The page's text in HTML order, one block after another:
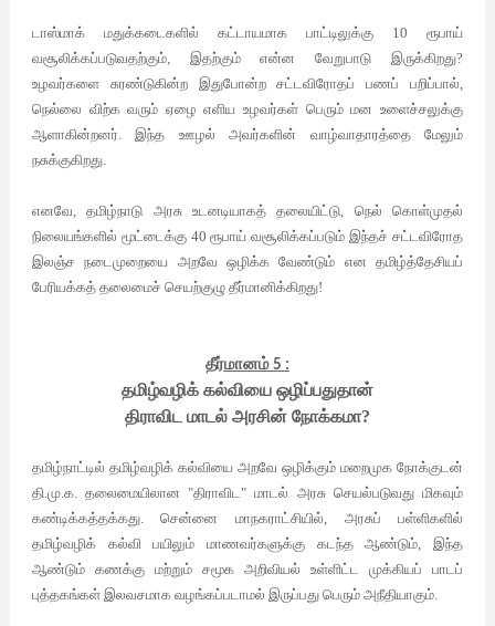
டாஸ்மாக் மதுக்கடைகளில் கட்டாயமாக பாட்டிலுக்கு 10 ரூபாய்
வசூலிக்கப்படுவதற்கும், இதற்கும் என்ன வேறுபாடு இருக்கிறது?
உழவர்களை சுரண்டுகின்ற இதுபோன்ற சட்டவிரோதப் பணப் பறிப்பால்,
நெல்லை விற்க வரும் ஏழை எளிய உழவர்கள் பெரும் மன உளைச்சலுக்கு
ஆளாகின்றனர். இந்த ஊழல் அவர்களின் வாழ்வாதாரத்தை மேலும்
நசுக்குகிறது.
எனவே, தமிழ்நாடு அரசு உடனடியாகத் தலையிட்டு, நெல் கொள்முதல்
நிலையங்களில் மூட்டைக்கு 40 ரூபாய் வசூலிக்கப்படும் இந்தச் சட்டவிரோத
இலஞ்ச நடைமுறையை அறவே ஒழிக்க வேண்டும் என தமிழ்த்தேசியப்
பேரியக்கத் தலைமைச் செயற்குழு தீர்மானிக்கிறது!
தீர்மானம்5 :
தமிழ்வழிக் கல்வியை ஒழிப்பதுதான்
திராவிட மாடல் அரசின் நோக்கமா?
தமிழ்நாட்டில் தமிழ்வழிக் கல்வியை அறவே ஒழிக்கும் மறைமுக நோக்குடன்
தி.மு.க. தலைமையிலான "திராவிட" மாடல் அரசு செயல்படுவது மிகவும்
கண்டிக்கத்தக்கது. சென்னை மாநகராட்சியில், அரசுப் பள்ளிகளில்
தமிழ்வழிக் கல்வி பயிலும் மாணவர்களுக்கு கடந்த ஆண்டும், இந்த
ஆண்டும் கணக்கு மற்றும் சமூக அறிவியல் உள்ளிட்ட முக்கியப் பாடப்
புத்தகங்கள் இலவசமாக வழங்கப்படாமல் இருப்பது பெரும் அநீதியாகும்.